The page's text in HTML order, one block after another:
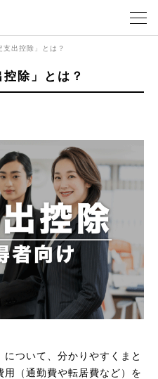
出控除」とは？
除」とは？
ついて、分かりやすくまと
（通勤費や転居費など）を